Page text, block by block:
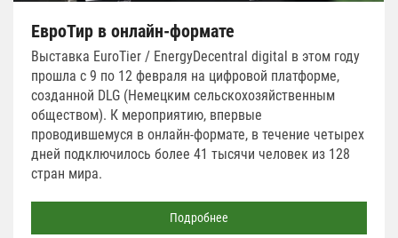
ЕвроТир в онлайн-формате
Выставка EuroTier / EnergyDecentral digital в этом году
прошла с 9 по 12 февраля на цифровой платформе,
созданной DLG (Немецким сельскохозяйственным
обществом). К мероприятию, впервые
проводившемуся в онлайн-формате, в течение четырех
дней подключилось более 41 тысячи человек из 128
стран мира.
Подробнее